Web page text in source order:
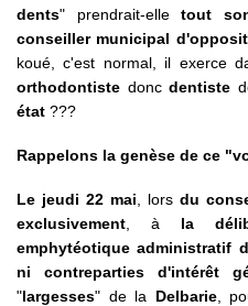
dents" prendrait-elletout
conseiller municipal
koué, c'est normal, il exerce
orthodontiste doncdentiste
état ???
Rappelons la genèse de ce
Le jeudi 22 mai , lors du
exclusivement , à la
emphytéotique administratif
ni contreparties d'intérêt
"largesses" de la Delbarie,